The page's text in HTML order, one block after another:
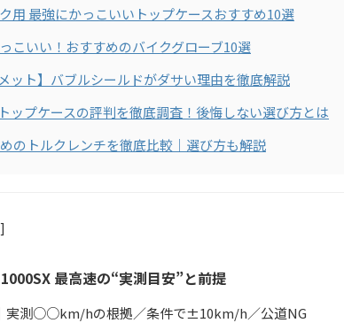
ク用 最強にかっこいいトップケースおすすめ10選
っこいい！おすすめのバイクグローブ10選
ット】バブルシールドがダサい理由を徹底解説
ップケースの評判を徹底調査！後悔しない選び方とは
のトルクレンチを徹底比較｜選び方も解説
]
最高速の“実測目安”と前提
実測○○km/hの根拠／条件で±10km/h／公道NG